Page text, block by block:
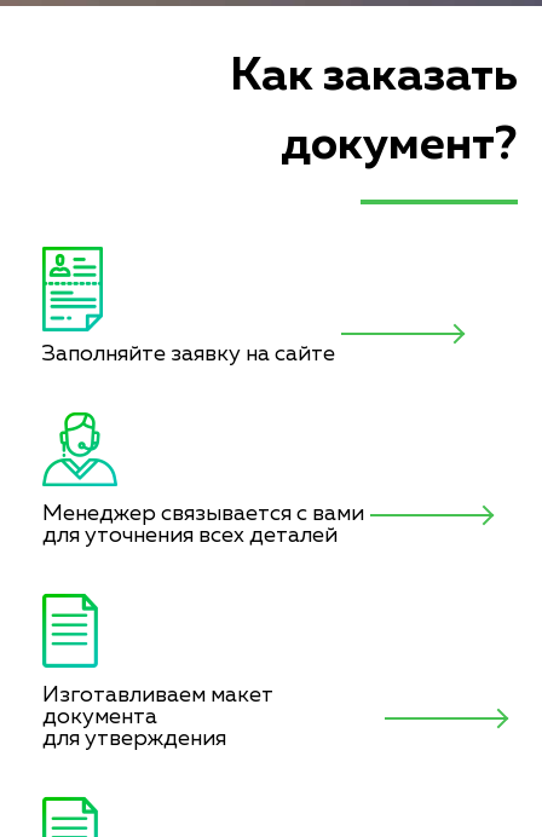
Как заказать
документ?
Заполняйте заявку на сайте
Менеджер связывается с вами
для уточнения всех деталей
Изготавливаем макет
документа
для утверждения